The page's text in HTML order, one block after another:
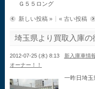
Ｇ５５ロング
新しい投稿 » « 古い投稿
埼玉県より買取入庫
2012-07-25 (水) 8:13 新入庫車情
オーナー！！
一昨日埼玉